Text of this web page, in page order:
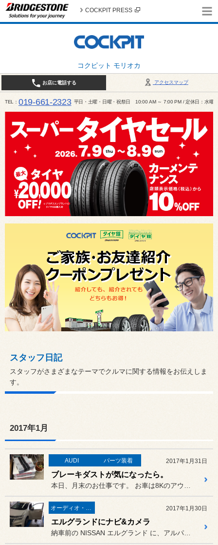
コクピット モリオカ
COCKPIT PRESS
アクセスマップ
お店に電話する
TEL 019-661-2323 平日・土曜・日曜・祝祭日 10:00 AM ～ 7:00 PM / 定休日：水曜
スタッフ日記
スタッフがさまざまなテーマでクルマに関する情報をお伝えしま
す。
2017年1月
AUDI パーツ装着 2017年1月31日
ブレーキダストが気になったら。
オーディオ・ナビ関連 2017年1月30日
エルグランドにナビ&カメラ